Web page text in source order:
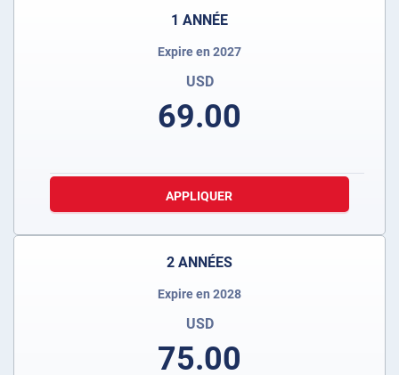
1 ANNÉE
Expire en 2027
USD
69.00
APPLIQUER
2 ANNÉES
Expire en 2028
USD
75.00